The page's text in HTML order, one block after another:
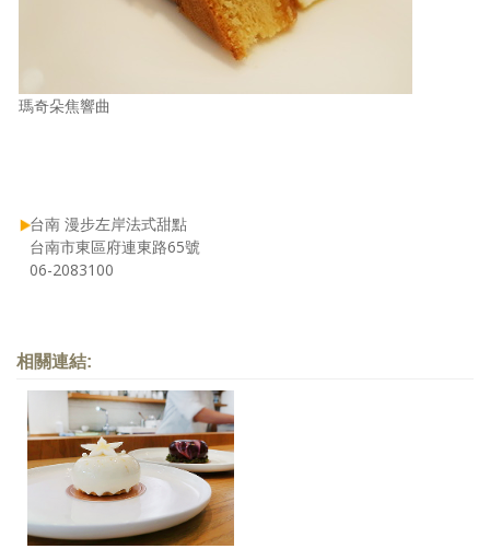
瑪奇朵焦響曲
台南 漫步左岸法式甜點
台南市東區府連東路65號
06-2083100
相關連結: